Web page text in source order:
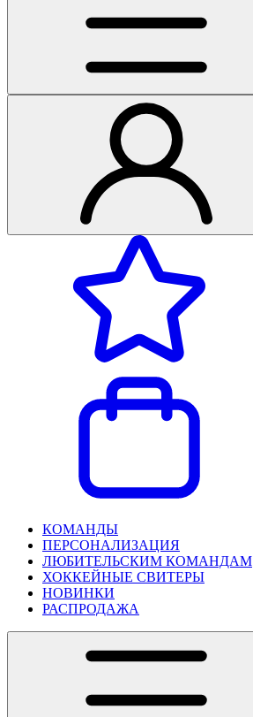
КОМАНДЫ
ПЕРСОНАЛИЗАЦИЯ
ЛЮБИТЕЛЬСКИМ КОМАНДАМ
ХОККЕЙНЫЕ СВИТЕРЫ
НОВИНКИ
РАСПРОДАЖА